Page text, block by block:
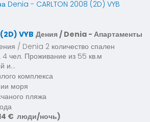
VYB Дения / Denia - Апартаменты
/ Denia 2 количество спален
чел. Проживание из 55 кв.м
и...
комплекса
моря
пляжа
€ люди/ночь)